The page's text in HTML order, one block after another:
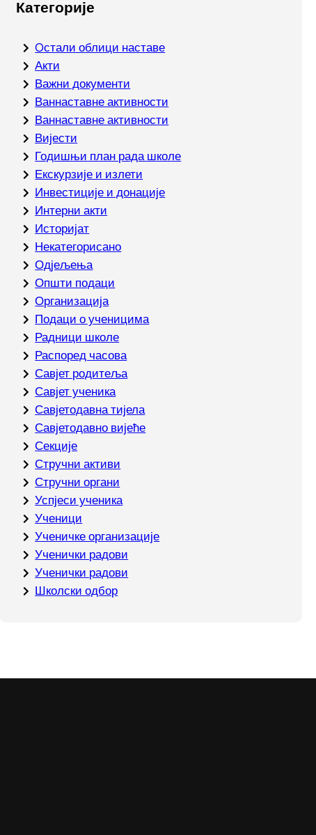
Категорије
Oстали облици наставе
Акти
Важни документи
Ваннаставне активности
Ваннаставне активности
Вијести
Годишњи план рада школе
Екскурзије и излети
Инвестиције и донације
Интерни акти
Историјат
Некатегорисано
Одјељења
Општи подаци
Организација
Подаци о ученицима
Радници школе
Распоред часова
Савјет родитеља
Савјет ученика
Савјетодавна тијела
Савјетодавно вијеће
Секције
Стручни активи
Стручни органи
Успјеси ученика
Ученици
Ученичке организације
Ученички радови
Ученички радови
Школски одбор